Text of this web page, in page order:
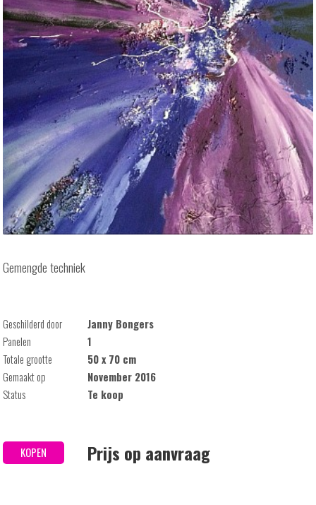
Gemengde techniek
Geschilderd door
Janny Bongers
Panelen
1
Totale grootte
50 x 70 cm
Gemaakt op
November 2016
Status
Te koop
KOPEN Prijs op aanvraag